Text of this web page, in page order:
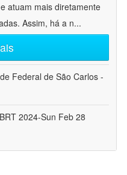
atuam mais diretamente
Assim, há a n...
Federal de São Carlos -
2024-Sun Feb 28